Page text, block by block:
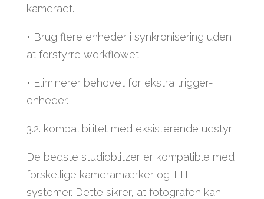
kameraet.
• Brug flere enheder i synkronisering uden
at forstyrre workflowet.
• Eliminerer behovet for ekstra trigger-
enheder.
3.2. kompatibilitet med eksisterende udstyr
De bedste studioblitzer er kompatible med
forskellige kameramærker og TTL-
systemer. Dette sikrer, at fotografen kan